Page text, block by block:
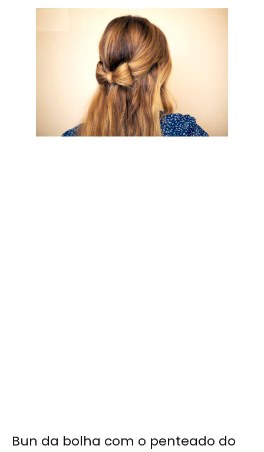
Bun da bolha com o penteado do